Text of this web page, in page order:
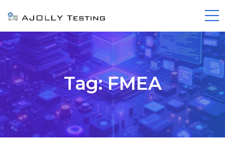
Tag:FMEA